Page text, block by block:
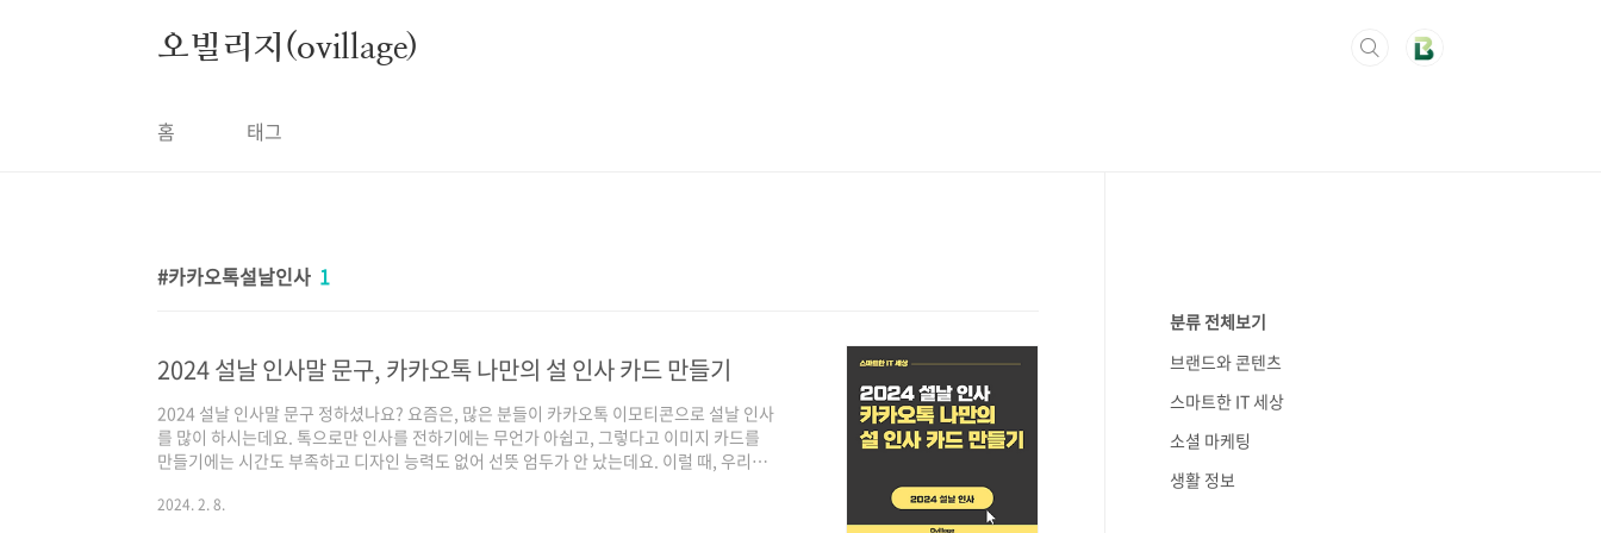
오빌리지(ovillage)
홈 태그
카카오톡설날인사 1
2024 설날 인사말 문구, 카카오톡 나만의 설 인사 카드 만들기
2024 설날 인사말 문구 정하셨나요? 요즘은, 많은 분들이 카카오톡 이모티콘으로 설날 인사
를 많이 하시는데요. 톡으로만 인사를 전하기에는 무언가 아쉽고, 그렇다고 이미지 카드를
만들기에는 시간도 부족하고 디자인 능력도 없어 선뜻 엄두가 안 났는데요. 이럴 때, 우리가
수 있습니다. 바로, 카카오톡으로 만드는 나만의 설 인사 카드 꾸미기인데요. 카드를 만드는
2024. 2. 8.
분류 전체보기
브랜드와 콘텐츠
스마트한 IT 세상
소셜 마케팅
생활 정보